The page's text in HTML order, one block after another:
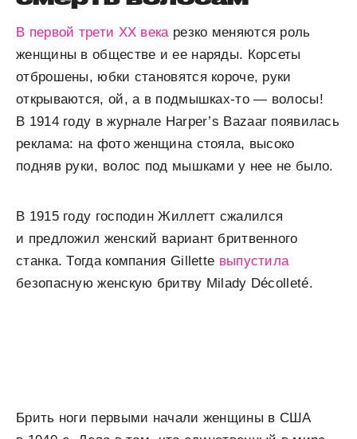
В первой трети XX векарезко меняются роль
женщины в обществе и ее наряды. Корсеты
отброшены, юбки становятся короче, руки
открываются, ой, а в подмышках-то — волосы!
В 1914 году в журнале Harper’s Bazaar появилась
реклама: на фото женщина стояла, высоко
подняв руки, волос под мышками у нее не было.
В 1915 году господин Жиллетт сжалился
и предложил женский вариант бритвенного
станка. Тогда компания Gillette выпустила
безопасную женскую бритву Milady Décolleté.
Брить ноги первыми начали женщины в США